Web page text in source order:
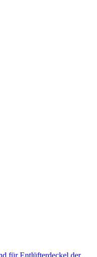
für Entlüfterdeckel der